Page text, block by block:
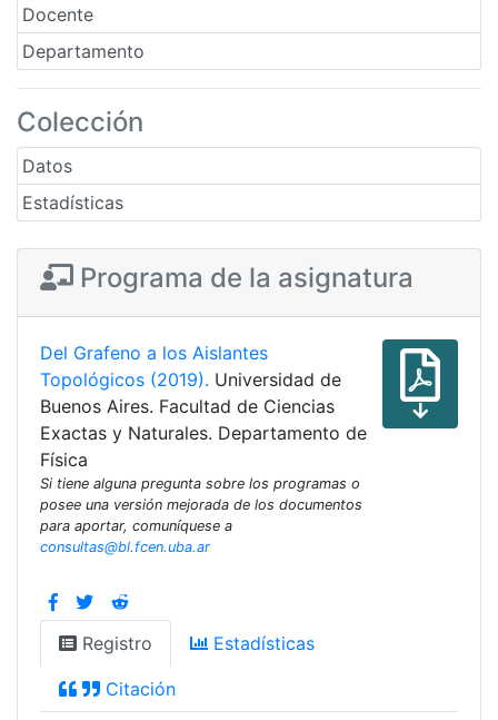
Docente
Departamento
Colección
Datos
Estadísticas
Programa de la asignatura
Del Grafeno a los Aislantes
Topológicos (2019). Universidad de
Buenos Aires. Facultad de Ciencias
Exactas y Naturales. Departamento de
Física
Si tiene alguna pregunta sobre los programas o
posee una versión mejorada de los documentos
para aportar, comuníquese a
consultas@bl.fcen.uba.ar
Registro Estadísticas
Citación